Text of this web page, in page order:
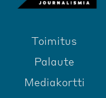
Toimitus
Palaute
Mediakortti